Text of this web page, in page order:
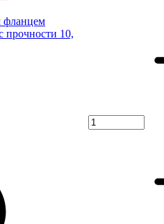
фланцем
прочности 10,